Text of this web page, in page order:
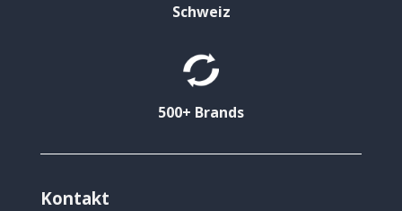
Schweiz
500+ Brands
Kontakt